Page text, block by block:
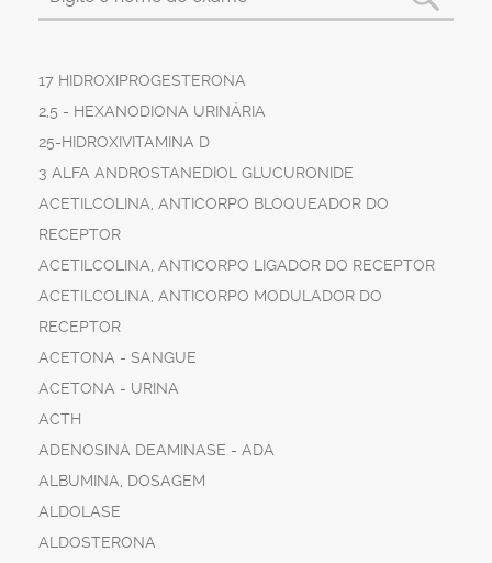
17 HIDROXIPROGESTERONA
2,5 - HEXANODIONA URINÁRIA
25-HIDROXIVITAMINA D
3 ALFA ANDROSTANEDIOL GLUCURONIDE
ACETILCOLINA, ANTICORPO BLOQUEADOR DO
RECEPTOR
ACETILCOLINA, ANTICORPO LIGADOR DO RECEPTOR
ACETILCOLINA, ANTICORPO MODULADOR DO
RECEPTOR
ACETONA - SANGUE
ACETONA - URINA
ACTH
ADENOSINA DEAMINASE - ADA
ALBUMINA, DOSAGEM
ALDOLASE
ALDOSTERONA